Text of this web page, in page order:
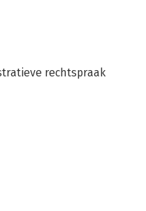
rechtspraak